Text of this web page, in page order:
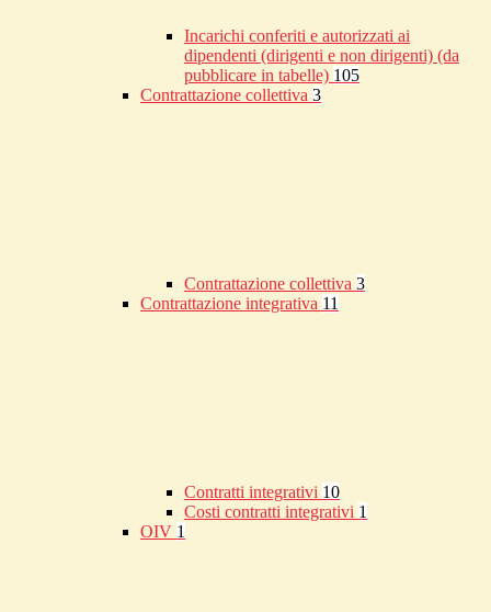
Incarichi conferiti e autorizzati ai
dipendenti (dirigenti e non dirigenti) (da
pubblicare in tabelle) 105
Contrattazione collettiva 3
Contrattazione collettiva 3
Contrattazione integrativa 11
Contratti integrativi 10
Costi contratti integrativi 1
OIV 1